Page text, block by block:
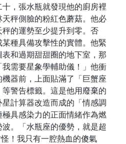
，張水瓶就發現他的廚房裡
秤側臉的粉紅色蘑菇。他必
的運勢至少提升到零。否
種具備攻擊性的實體。他緊
和過期甜甜圈的地下室，那
需要星象學輔助儀！」他衝
器前，上面貼滿了「巨蟹座
警告標籤。這是他用廢棄的
計算器改造而成的「情感調
具感染力的正面情緒作為燃
。「水瓶座的優勢，就是超
！我只有一腔熱血的傻氣